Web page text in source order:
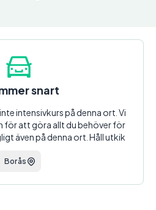
snart!
intensivkurs på denna ort. Vi
för att göra allt du behöver för
även på denna ort. Håll utkik!
Borås